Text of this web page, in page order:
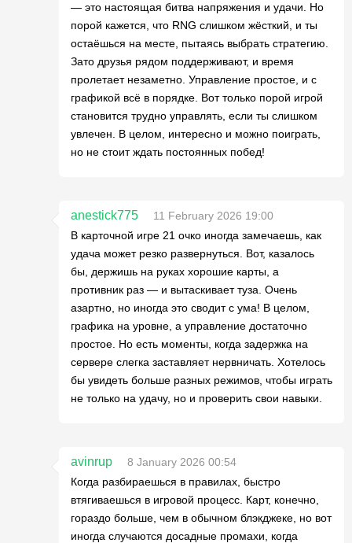
— это настоящая битва напряжения и удачи. Но
порой кажется, что RNG слишком жёсткий, и ты
остаёшься на месте, пытаясь выбрать стратегию.
Зато друзья рядом поддерживают, и время
пролетает незаметно. Управление простое, и с
графикой всё в порядке. Вот только порой игрой
становится трудно управлять, если ты слишком
увлечен. В целом, интересно и можно поиграть,
но не стоит ждать постоянных побед!
anestick775
11 February 2026 19:00
В карточной игре 21 очко иногда замечаешь, как
удача может резко развернуться. Вот, казалось
бы, держишь на руках хорошие карты, а
противник раз — и вытаскивает туза. Очень
азартно, но иногда это сводит с ума! В целом,
графика на уровне, а управление достаточно
простое. Но есть моменты, когда задержка на
сервере слегка заставляет нервничать. Хотелось
бы увидеть больше разных режимов, чтобы играть
не только на удачу, но и проверить свои навыки.
avinrup
8 January 2026 00:54
Когда разбираешься в правилах, быстро
втягиваешься в игровой процесс. Карт, конечно,
гораздо больше, чем в обычном блэкджеке, но вот
иногда случаются досадные промахи, когда